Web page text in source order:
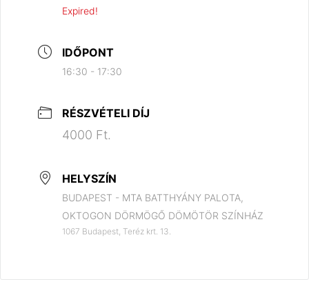
Expired!
IDŐPONT
16:30 - 17:30
RÉSZVÉTELI DÍJ
4000 Ft.
HELYSZÍN
BUDAPEST - MTA BATTHYÁNY PALOTA,
OKTOGON DÖRMÖGŐ DÖMÖTÖR SZÍNHÁZ
1067 Budapest, Teréz krt. 13.